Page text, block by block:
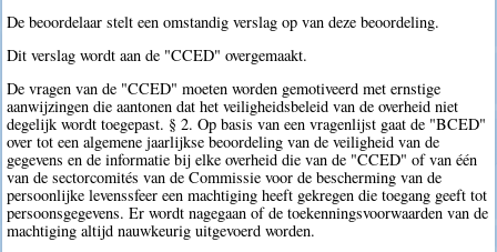
De beoordelaar stelt een omstandig verslag op van deze beoordeling.
Dit verslag wordt aan de "CCED" overgemaakt.
De vragen van de "CCED" moeten worden gemotiveerd met ernstige
aanwijzingen die aantonen dat het veiligheidsbeleid van de overheid niet
degelijk wordt toegepast. § 2. Op basis van een vragenlijst gaat de "BCED"
over tot een algemene jaarlijkse beoordeling van de veiligheid van de
gegevens en de informatie bij elke overheid die van de "CCED" of van één
van de sectorcomités van de Commissie voor de bescherming van de
persoonlijke levenssfeer een machtiging heeft gekregen die toegang geeft tot
persoonsgegevens. Er wordt nagegaan of de toekenningsvoorwaarden van de
machtiging altijd nauwkeurig uitgevoerd worden.